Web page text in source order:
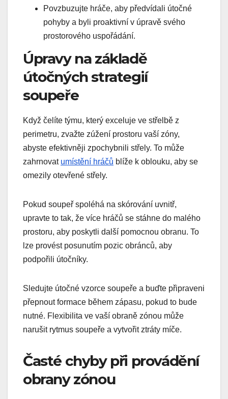
Povzbuzujte hráče, aby předvídali útočné
pohyby a byli proaktivní v úpravě svého
prostorového uspořádání.
Úpravy na základě
útočných strategií
soupeře
Když čelíte týmu, který exceluje ve střelbě z
perimetru, zvažte zúžení prostoru vaší zóny,
abyste efektivněji zpochybnili střely. To může
zahrnovat umístění hráčů blíže k oblouku, aby se
omezily otevřené střely.
Pokud soupeř spoléhá na skórování uvnitř,
upravte to tak, že více hráčů se stáhne do malého
prostoru, aby poskytli další pomocnou obranu. To
lze provést posunutím pozic obránců, aby
podpořili útočníky.
Sledujte útočné vzorce soupeře a buďte připraveni
přepnout formace během zápasu, pokud to bude
nutné. Flexibilita ve vaší obraně zónou může
narušit rytmus soupeře a vytvořit ztráty míče.
Časté chyby při provádění
obrany zónou